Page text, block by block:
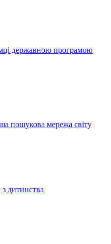
державною програмою
пошукова мережа світу
дитинства